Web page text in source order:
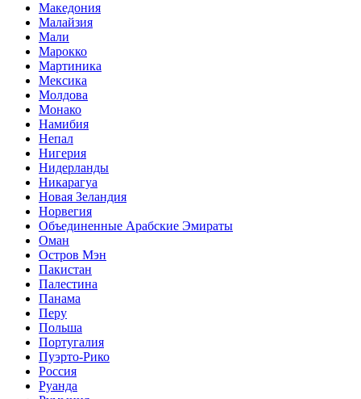
Македония
Малайзия
Мали
Марокко
Мартиника
Мексика
Молдова
Монако
Намибия
Непал
Нигерия
Нидерланды
Никарагуа
Новая Зеландия
Норвегия
Объединенные Арабские Эмираты
Оман
Остров Мэн
Пакистан
Палестина
Панама
Перу
Польша
Португалия
Пуэрто-Рико
Россия
Руанда